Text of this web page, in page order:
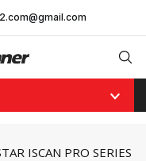
ISCAN PRO SERIES